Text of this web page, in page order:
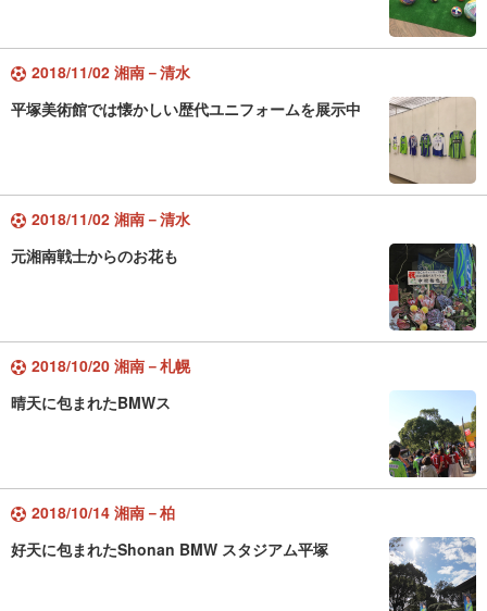
2018/11/02 湘南－清水
平塚美術館では懐かしい歴代ユニフォームを展示中
2018/11/02 湘南－清水
元湘南戦士からのお花も
2018/10/20 湘南－札幌
晴天に包まれたBMWス
2018/10/14 湘南－柏
好天に包まれたShonan BMW スタジアム平塚